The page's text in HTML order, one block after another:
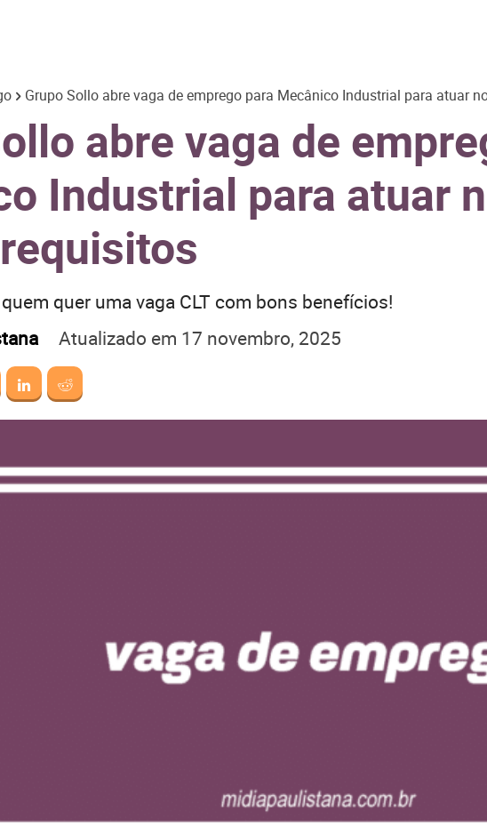
Grupo Sollo abre vaga de emprego para Mecânico Industrial para atuar
abre vaga de
Industrial para atuar
quer uma vaga CLT com bons benefícios!
Atualizado em 17 novembro, 2025